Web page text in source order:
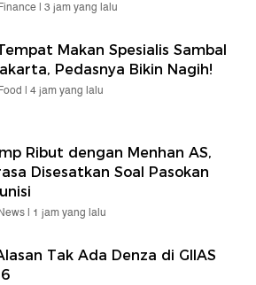
| 3 jam yang lalu
Makan Spesialis Sambal
Pedasnya Bikin Nagih!
| 4 jam yang lalu
Ribut dengan Menhan AS,
Disesatkan Soal Pasokan
| 1 jam yang lalu
Tak Ada Denza di GIIAS